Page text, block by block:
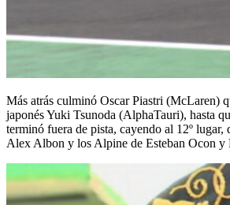
Más atrás culminó Oscar Piastri (McLaren)
japonés Yuki Tsunoda (AlphaTauri), hasta
terminó fuera de pista, cayendo al 12º lugar,
Alex Albon y los Alpine de Esteban Ocon y